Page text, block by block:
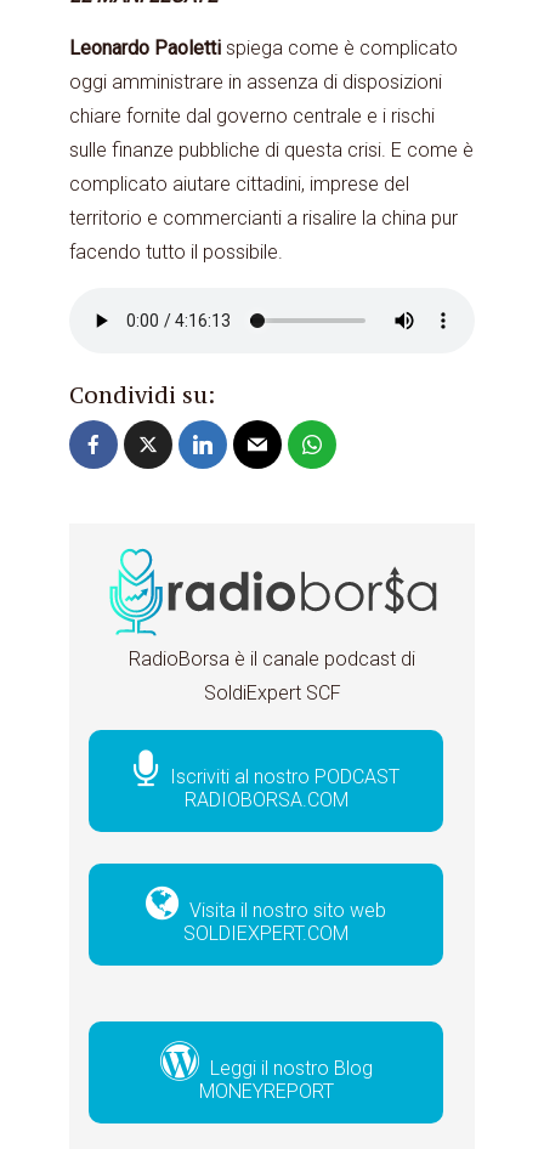
Leonardo Paoletti spiega come è complicato
oggi amministrare in assenza di disposizioni
chiare fornite dal governo centrale e i rischi
sulle finanze pubbliche di questa crisi. E come è
complicato aiutare cittadini, imprese del
territorio e commercianti a risalire la china pur
facendo tutto il possibile.
Condividi su:
RadioBorsa è il canale podcast di
SoldiExpert SCF
Iscriviti al nostro PODCAST
RADIOBORSA.COM
Visita il nostro sito web
SOLDIEXPERT.COM
Leggi il nostro Blog
MONEYREPORT